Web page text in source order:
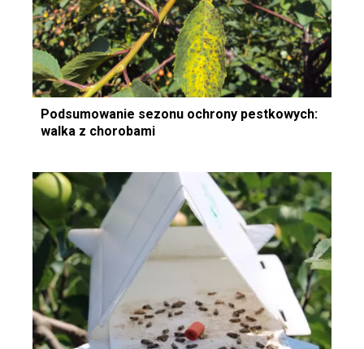
Podsumowanie sezonu ochrony pestkowych:
walka z chorobami